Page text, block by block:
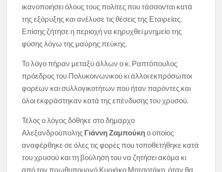
ικανοποιήσει όλους τους πολίτες που τάσσονται κατά
της εξόρυξης και ανέλυσε τις θέσεις της Εταιρείας.
Επίσης ζήτησε η περιοχή να κηρυχθεί μνημείο της
φύσης λόγω της μαύρης πεύκης.
Το λόγο πήραν μεταξύ άλλων ο κ. Ραπτόπουλος
πρόεδρος του Πολυκοινωνικού κι άλλοι εκπρόσωποι
φορέων και συλλογικοτήτων που ήταν παρόντες και
όλοι εκφράστηκαν κατά της επένδυσης του χρυσού.
Τέλος ο λόγος δόθηκε στο δήμαρχο
Αλεξανδρούπολης Γιάννη Ζαμπούκηο οποίος
αναφέρθηκε σε όλες τις φορές που τοποθετήθηκε κατά
του χρυσού και τη βούλησή του να ζητήσει ακόμα κι
από τον πρωθυπουργό Κυριάκο Μητσοτάκη, όταν θα